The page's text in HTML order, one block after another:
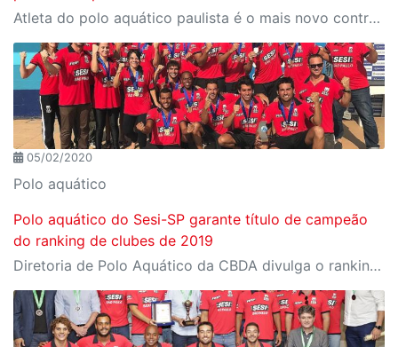
Atleta do polo aquático paulista é o mais novo contratado do time Primorac Kotor, de Montenegro, na Europa
05/02/2020
Polo aquático
Polo aquático do Sesi-SP garante título de campeão
do ranking de clubes de 2019
Diretoria de Polo Aquático da CBDA divulga o ranking nacional de clubes da última temporada